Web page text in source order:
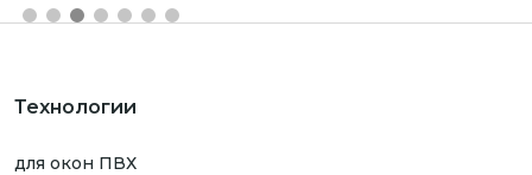
Технологии
для окон ПВХ